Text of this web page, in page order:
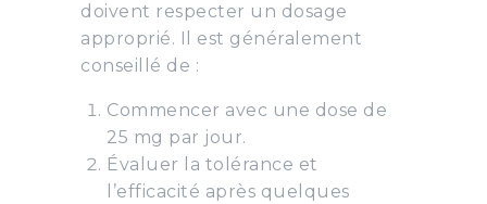
doivent respecter un dosage
approprié. Il est généralement
conseillé de :
Commencer avec une dose de
25 mg par jour.
Évaluer la tolérance et
l’efficacité après quelques